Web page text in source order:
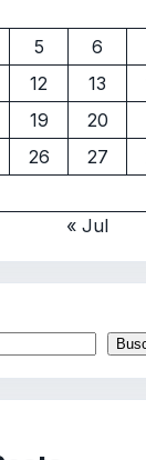
5 6
12 13
19 20
26 27
« Jul